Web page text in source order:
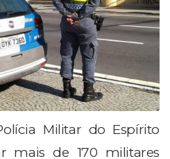
Militar do Espírito
mais de 170 militares